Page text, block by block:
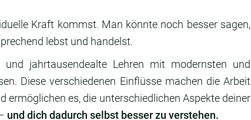
Kraft kommst. Man könnte noch besser sagen,
lebst und handelst.
und jahrtausendealte Lehren mit modernsten und
Diese verschiedenen Einflüsse machen die Arbeit
ermöglichen es, die unterschiedlichen Aspekte deiner
und dich dadurch selbst besser zu verstehen.